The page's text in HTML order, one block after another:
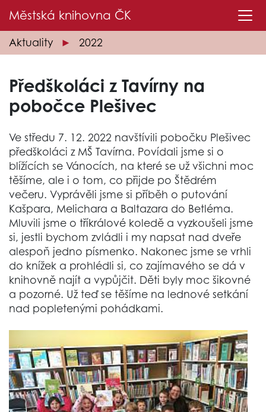
Městská knihovna ČK
Aktuality 2022
Předškoláci z Tavírny na
pobočce Plešivec
Ve středu 7. 12. 2022 navštívili pobočku Plešivec
předškoláci z MŠ Tavírna. Povídali jsme si o
blížících se Vánocích, na které se už všichni moc
těšíme, ale i o tom, co přijde po Štědrém
večeru. Vyprávěli jsme si příběh o putování
Kašpara, Melichara a Baltazara do Betléma.
Mluvili jsme o tříkrálové koledě a vyzkoušeli jsme
si, jestli bychom zvládli i my napsat nad dveře
alespoň jedno písmenko. Nakonec jsme se vrhli
do knížek a prohlédli si, co zajímavého se dá v
knihovně najít a vypůjčit. Děti byly moc šikovné
a pozorné. Už teď se těšíme na lednové setkání
nad popletenými pohádkami.